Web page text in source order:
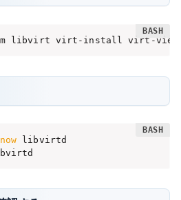
libvirt virt-install virt-
libvirtd